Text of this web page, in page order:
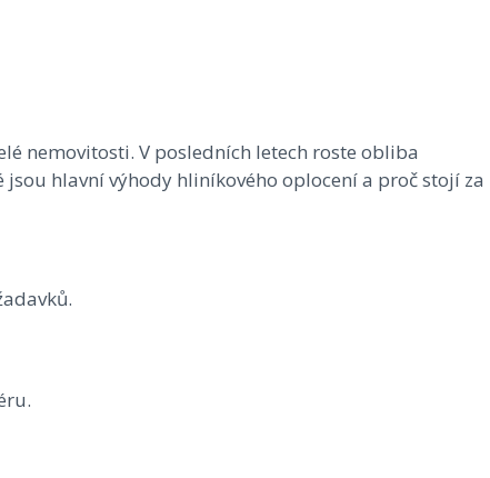
nemovitosti. V posledních letech roste obliba
hlavní výhody hliníkového oplocení a proč stojí za